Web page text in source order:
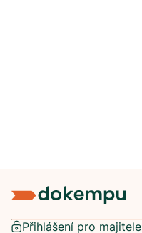
Přihlášení pro majitele